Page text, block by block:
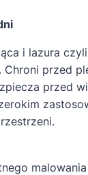
i lazura
Chroni przed
przed
malowania